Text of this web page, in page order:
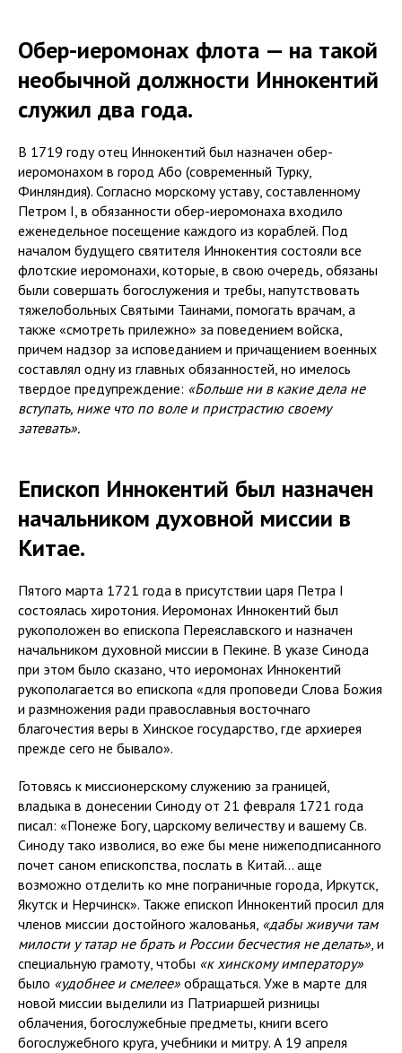
Обер-иеромонах флота — на такой
необычной должности Иннокентий
служил два года.
В 1719 году отец Иннокентий был назначен обер-
иеромонахом в город Або (современный Турку,
Финляндия). Согласно морскому уставу, составленному
Петром I, в обязанности обер-иеромонаха входило
еженедельное посещение каждого из кораблей. Под
началом будущего святителя Иннокентия состояли все
флотские иеромонахи, которые, в свою очередь, обязаны
были совершать богослужения и требы, напутствовать
тяжелобольных Святыми Таинами, помогать врачам, а
также «смотреть прилежно» за поведением войска,
причем надзор за исповеданием и причащением военных
составлял одну из главных обязанностей, но имелось
твердое предупреждение: «Больше ни в какие дела не
вступать, ниже что по воле и пристрастию своему
затевать».
Епископ Иннокентий был назначен
начальником духовной миссии в
Китае.
Пятого марта 1721 года в присутствии царя Петра I
состоялась хиротония. Иеромонах Иннокентий был
рукоположен во епископа Переяславского и назначен
начальником духовной миссии в Пекине. В указе Синода
при этом было сказано, что иеромонах Иннокентий
рукополагается во епископа «для проповеди Слова Божия
и размножения ради православныя восточнаго
благочестия веры в Хинское государство, где архиерея
прежде сего не бывало».
Готовясь к миссионерскому служению за границей,
владыка в донесении Синоду от 21 февраля 1721 года
писал: «Понеже Богу, царскому величеству и вашему Св.
Синоду тако изволися, во еже бы мене нижеподписанного
почет саном епископства, послать в Китай... аще
возможно отделить ко мне пограничные города, Иркутск,
Якутск и Нерчинск». Также епископ Иннокентий просил для
членов миссии достойного жалованья, «дабы живучи там
милости у татар не брать и России бесчестия не делать», и
специальную грамоту, чтобы «к хинскому императору»
было «удобнее и смелее» обращаться. Уже в марте для
новой миссии выделили из Патриаршей ризницы
облачения, богослужебные предметы, книги всего
богослужебного круга, учебники и митру. А 19 апреля